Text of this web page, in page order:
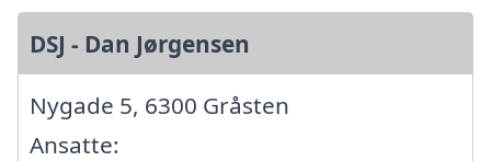
DSJ - Dan Jørgensen
Nygade 5, 6300 Gråsten
Ansatte: